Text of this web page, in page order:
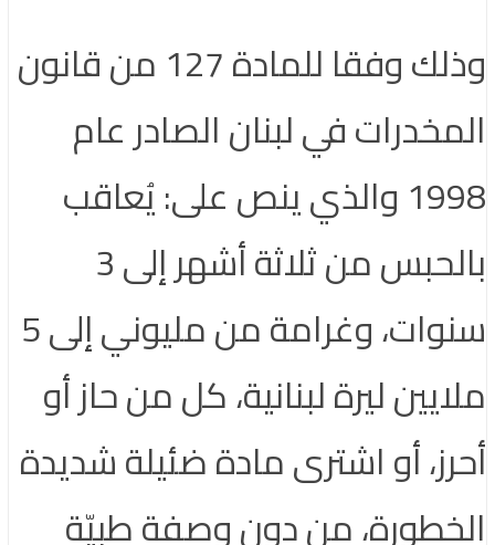
وذلك وفقا للمادة 127 من قانون
المخدرات في لبنان الصادر عام
1998 والذي ينص على: يُعاقب
بالحبس من ثلاثة أشهر إلى 3
سنوات، وغرامة من مليوني إلى 5
ملايين ليرة لبنانية، كل من حاز أو
أحرز، أو اشترى مادة ضئيلة شديدة
الخطورة، من دون وصفة طبيّة